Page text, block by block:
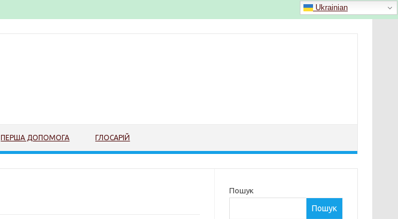
ПЕРША ДОПОМОГА ГЛОСАРІЙ
Пошук
Пошук
Ukrainian